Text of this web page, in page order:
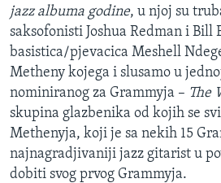
IZBJEGLIČKA STRANA
MAGAZIN
O GLASU AMERIKE
Learning English
PRATITE NAS
jazz albuma godine, u njoj su
saksofonisti Joshua Redman i Bill
basistica/pjevacica Meshell
Metheny kojega i slusamo u
nominiranog za Grammyja – The
skupina glazbenika od kojih se
Methenyja, koji je sa nekih 15
najnagradjivaniji jazz gitarist u
dobiti svog prvog Grammyja.